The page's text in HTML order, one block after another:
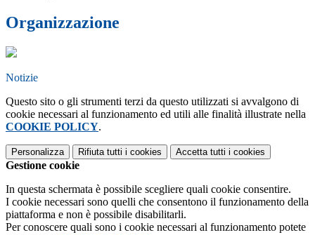
Organizzazione
Notizie
Questo sito o gli strumenti terzi da questo utilizzati si avvalgono di
cookie necessari al funzionamento ed utili alle finalità illustrate nella
COOKIE POLICY.
Personalizza Rifiuta tutti i cookies Accetta tutti i cookies
Gestione cookie
In questa schermata è possibile scegliere quali cookie consentire.
I cookie necessari sono quelli che consentono il funzionamento della
piattaforma e non è possibile disabilitarli.
Per conoscere quali sono i cookie necessari al funzionamento potete